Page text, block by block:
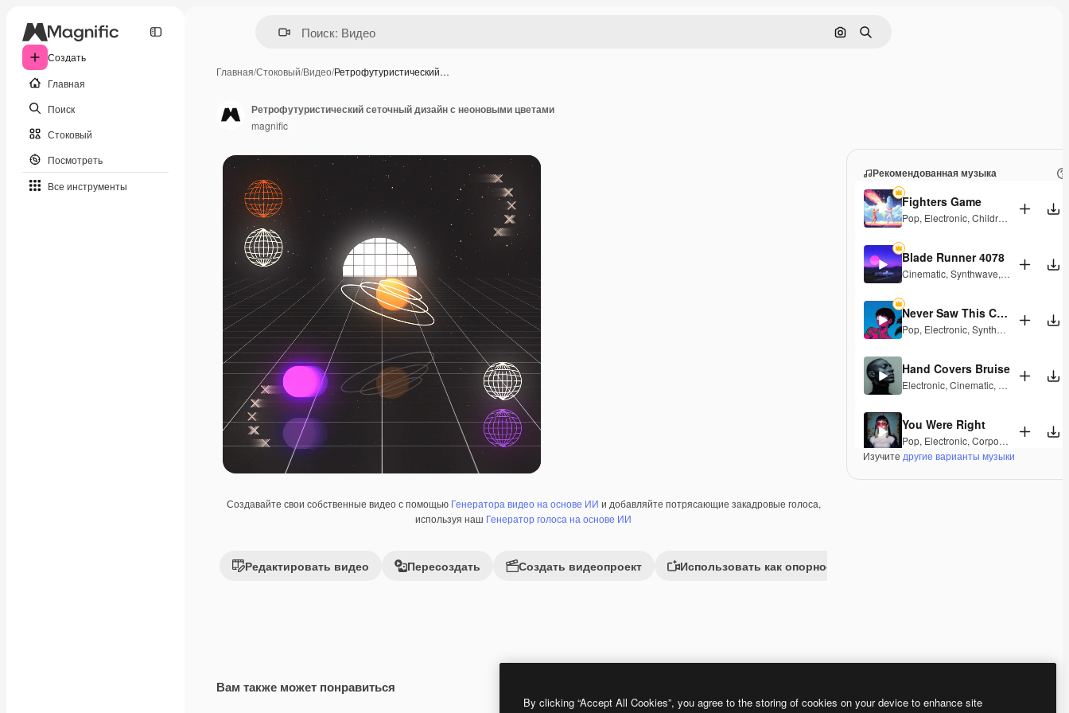
Создать
Главная
Поиск
Стоковый
Посмотреть
Все инструменты
Поиск по изображению
Поиск
Главная/Стоковый/Видео/Ретрофутуристический…
Создавайте свои собственные видео с помощью Генератора видео на основе ИИ и добавляйте потрясающие закадровые голоса,
используя наш Генератор голоса на основе ИИ
Редактировать видео Пересоздать Создать видеопроект Использовать как опорное изображение
Рекомендованная музыка
Fighters Game
Pop, Electronic, Children Synthwave
Blade Runner 4078
Cinematic, Synthwave, Dramatic
Never Saw This Coming
Pop, Electronic, Synthwave ,Groovy,
Hand Covers Bruise
Electronic, Cinematic, Synthwave ,
You Were Right
Pop, Electronic, Corporate Synthwave
Silicon Date
Cinematic,Synthwave,Energetic
Изучите другие варианты музыки
Ретрофутуристический сеточный дизайн с неоновыми цветами
magnific
Вам также может понравиться
Premium
Premium Premium
Premium
By clicking “Accept All Cookies”, you agree to the storing of cookies on your device to enhance site